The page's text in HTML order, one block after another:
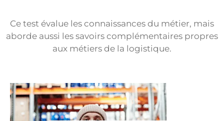
Ce test évalue les connaissances du métier, mais
aborde aussi les savoirs complémentaires propres
aux métiers de la logistique.